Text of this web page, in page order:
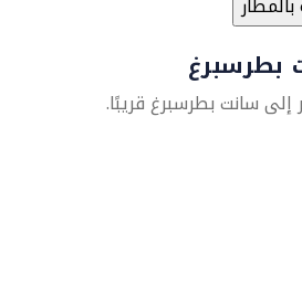
بطرسبرغ
سانت بطرسبرغ قريبًا.